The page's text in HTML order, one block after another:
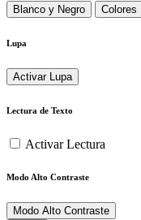
Blanco y Negro
Lupa
Activar Lupa
Lectura de Texto
Activar Lectura
Modo Alto Contraste
Modo Alto Contraste